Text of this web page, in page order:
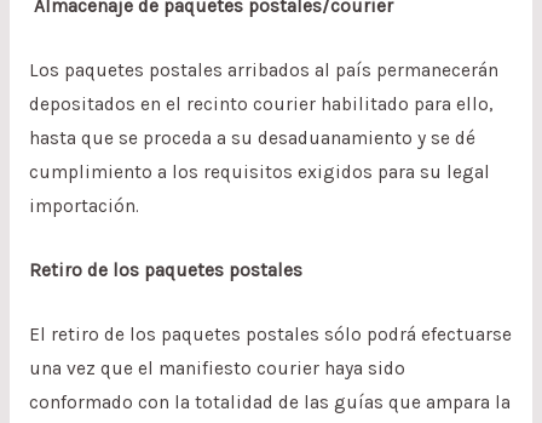
Almacenaje de paquetes postales/courier
Los paquetes postales arribados al país permanecerán
depositados en el recinto courier habilitado para ello,
hasta que se proceda a su desaduanamiento y se dé
cumplimiento a los requisitos exigidos para su legal
importación.
Retiro de los paquetes postales
El retiro de los paquetes postales sólo podrá efectuarse
una vez que el manifiesto courier haya sido
conformado con la totalidad de las guías que ampara la